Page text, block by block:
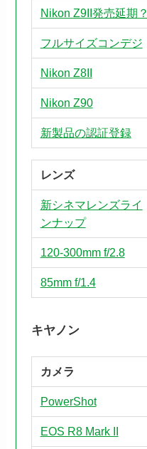
Nikon Z9II発売延期？
フルサイズコンデジ
Nikon Z8II
Nikon Z90
新製品の認証登録
レンズ
新シネマレンズライ
ンナップ
120-300mm f/2.8
85mm f/1.4
キヤノン
カメラ
PowerShot
EOS R8 Mark II